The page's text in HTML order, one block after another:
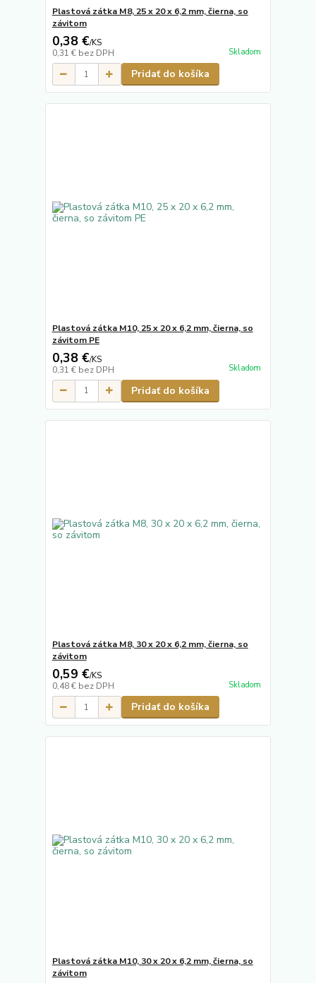
Plastová zátka M8, 25 x 20 x 6,2 mm, čierna, so
závitom
0,38 €/KS
0,31 € bez DPH Skladom
Pridať do košíka
Plastová zátka M10, 25 x 20 x 6,2 mm, čierna, so
závitom PE
0,38 €/KS
0,31 € bez DPH Skladom
Pridať do košíka
Plastová zátka M8, 30 x 20 x 6,2 mm, čierna, so
závitom
0,59 €/KS
0,48 € bez DPH Skladom
Pridať do košíka
Plastová zátka M10, 30 x 20 x 6,2 mm, čierna, so
závitom